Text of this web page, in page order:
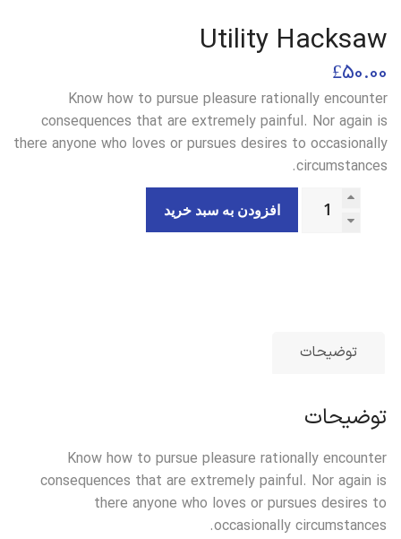
Utility Hacksaw
£50.00
Know how to pursue pleasure rationally encounter
consequences that are extremely painful. Nor again is
there anyone who loves or pursues desires to occasionally
circumstances.
افزودن به سبد خرید
توضیحات
توضیحات
Know how to pursue pleasure rationally encounter
consequences that are extremely painful. Nor again is
there anyone who loves or pursues desires to
occasionally circumstances.